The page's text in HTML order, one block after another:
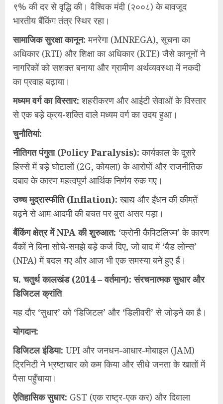
९% की दर से वृद्धि की। वैश्विक मंदी (२००८) के बावजूद
भारतीय बैंकिंग तंत्र स्थिर रहा।
​सामाजिक सुरक्षा कानून: मनरेगा (MNREGA), सूचना का
अधिकार (RTI) और शिक्षा का अधिकार (RTE) जैसे कानूनों ने
नागरिकों को सशक्त बनाया और ग्रामीण अर्थव्यवस्था में नकदी
का प्रवाह बढ़ाया।
​मध्यम वर्ग का विस्तार: शहरीकरण और आईटी सेवाओं के विस्तार
से एक बड़े क्रय-शक्ति वाले मध्यम वर्ग का उदय हुआ।
​चुनौतियां:
​नीतिगत पंगुता (Policy Paralysis): कार्यकाल के दूसरे
हिस्से में बड़े घोटालों (2G, कोयला) के आरोपों और राजनीतिक
दबाव के कारण महत्वपूर्ण आर्थिक निर्णय रुक गए।
​उच्च मुद्रास्फीति (Inflation): खाद्य और ईंधन की कीमतें
बढ़ने से आम आदमी की बचत पर बुरा असर पड़ा।
​बैंकिंग क्षेत्र में NPA की शुरुआत: ‘क्रोनी कैपिटलिज्म’ के कारण
बैंकों ने बिना सोचे-समझे बड़े कर्ज दिए, जो बाद में ‘बैड लोन्स’
(NPA) में बदल गए और आज भी एक समस्या बने हुए हैं।
घ. ​चतुर्थ कालखंड (2014 – वर्तमान): संरचनात्मक सुधार और
डिजिटल क्रांति
​यह दौर ‘सुधार’ को ‘डिजिटल’ और ‘डिलीवरी’ से जोड़ने का है।
​योगदान:
​डिजिटल इंडिया: UPI और जनधन-आधार-मोबाइल (JAM)
ट्रिनिटी ने भ्रष्टाचार को कम किया और सीधे जनता के खातों में
पैसा पहुँचाया।
​ऐतिहासिक सुधार: GST (एक राष्ट्र-एक कर) और दिवाला